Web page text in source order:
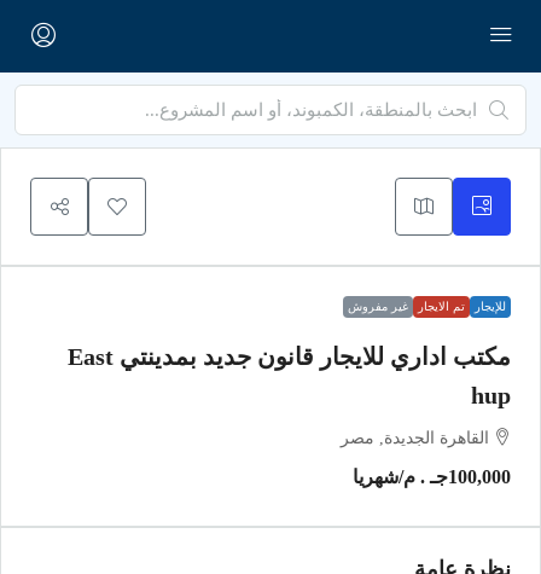
للإيجار تم الايجار غير مفروش
مكتب اداري للايجار قانون جديد بمدينتي East
hup
القاهرة الجديدة, مصر
100,000جـ . م /شهريا
نظرة عامة